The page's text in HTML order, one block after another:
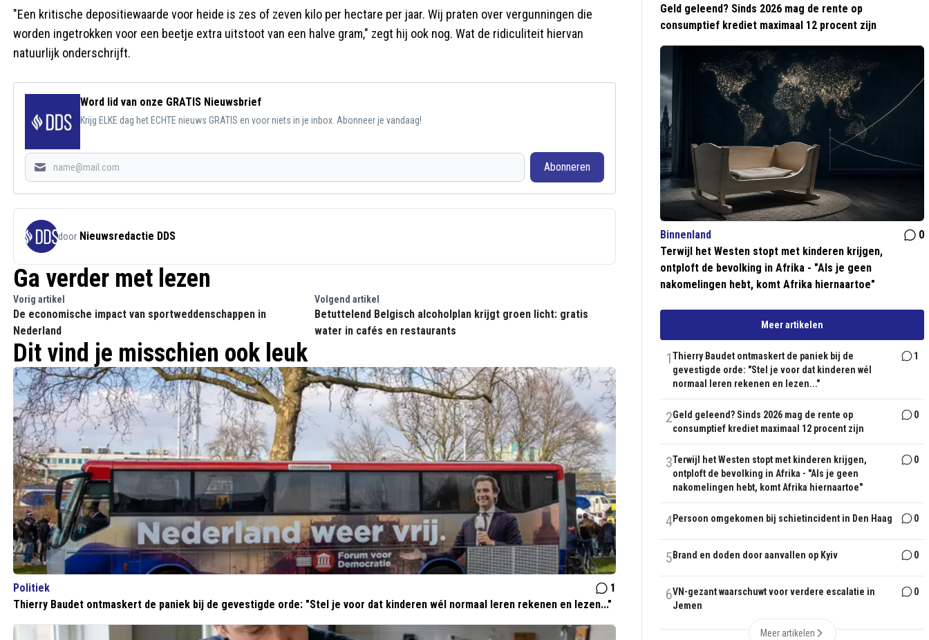
"Een kritische depositiewaarde voor heide is zes of zeven kilo per hectare per jaar. Wij praten over vergunningen die
worden ingetrokken voor een beetje extra uitstoot van een halve gram," zegt hij ook nog. Wat de ridiculiteit hiervan
natuurlijk onderschrijft.
Word lid van onze GRATIS Nieuwsbrief
Krijg ELKE dag het ECHTE nieuws GRATIS en voor niets in je inbox. Abonneer je vandaag!
Abonneren
door Nieuwsredactie DDS
Ga verder met lezen
Vorig artikel
De economische impact van sportweddenschappen in
Nederland
Volgend artikel
Betuttelend Belgisch alcoholplan krijgt groen licht: gratis
water in cafés en restaurants
Dit vind je misschien ook leuk
Politiek
1
Thierry Baudet ontmaskert de paniek bij de gevestigde orde: "Stel je voor dat kinderen wél normaal leren rekenen en lezen..."
Geld geleend? Sinds 2026 mag de rente op
consumptief krediet maximaal 12 procent zijn
Binnenland
0
Terwijl het Westen stopt met kinderen krijgen,
ontploft de bevolking in Afrika - "Als je geen
nakomelingen hebt, komt Afrika hiernaartoe"
Meer artikelen
1Thierry Baudet ontmaskert de paniek bij de
gevestigde orde: "Stel je voor dat kinderen wél
normaal leren rekenen en lezen..."
1
2Geld geleend? Sinds 2026 mag de rente op
consumptief krediet maximaal 12 procent zijn
0
3Terwijl het Westen stopt met kinderen krijgen,
ontploft de bevolking in Afrika - "Als je geen
nakomelingen hebt, komt Afrika hiernaartoe"
0
4Persoon omgekomen bij schietincident in Den Haag 0
5 Brand en doden door aanvallen op Kyiv 0
6VN-gezant waarschuwt voor verdere escalatie in
Jemen
0
Meer artikelen